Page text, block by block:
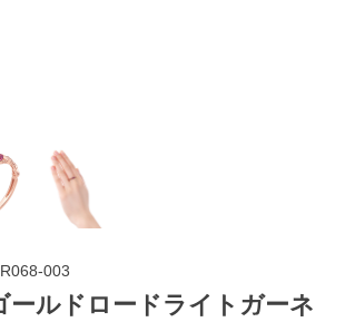
003
ールドロードライトガーネ